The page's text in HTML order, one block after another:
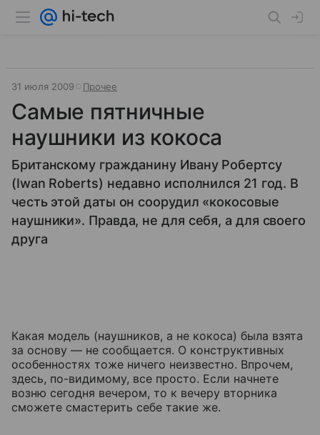
31 июля 2009 Прочее
Самые пятничные
наушники из кокоса
Британскому гражданину Ивану Робертсу
(Iwan Roberts) недавно исполнился 21 год. В
честь этой даты он соорудил «кокосовые
наушники». Правда, не для себя, а для своего
друга
Какая модель (наушников, а не кокоса) была взята
за основу — не сообщается. О конструктивных
особенностях тоже ничего неизвестно. Впрочем,
здесь, по-видимому, все просто. Если начнете
возню сегодня вечером, то к вечеру вторника
сможете смастерить себе такие же.